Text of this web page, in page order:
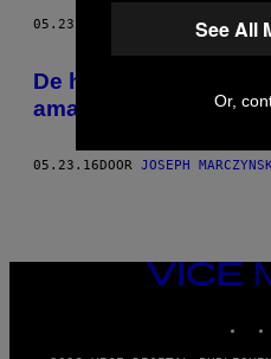
05.23.16 JOSEPH
De heftigste rivaliteit
amateurvoetbal
05.23.16DOOR JOSEPH
VICE
MEDIA
See All
Or,